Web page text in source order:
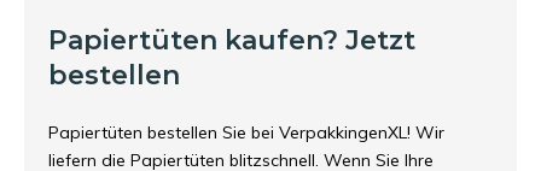
Papiertüten kaufen? Jetzt
bestellen
Papiertüten bestellen Sie bei VerpakkingenXL! Wir
liefern die Papiertüten blitzschnell. Wenn Sie Ihre